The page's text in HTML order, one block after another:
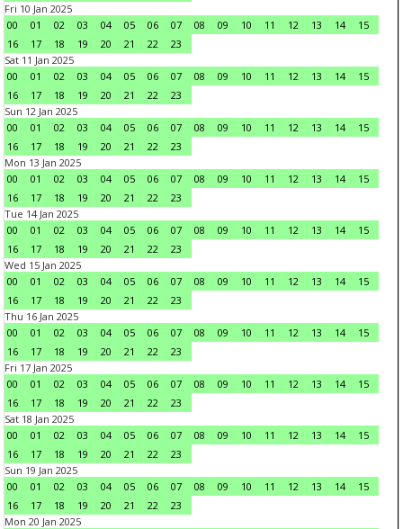
Fri 10 Jan 2025
00
01 02 03 04 05 06 07 08 09 10 11 12 13 14
15
16
17 18 19 20 21 22
23
Sat 11 Jan 2025
00
01 02 03 04 05 06 07 08 09 10 11 12 13 14
15
16
17 18 19 20 21 22
23
Sun 12 Jan 2025
00
01 02 03 04 05 06 07 08 09 10 11 12 13 14
15
16
17 18 19 20 21 22
23
Mon 13 Jan 2025
00
01 02 03 04 05 06 07 08 09 10 11 12 13 14
15
16
17 18 19 20 21 22
23
Tue 14 Jan 2025
00
01 02 03 04 05 06 07 08 09 10 11 12 13 14
15
16
17 18 19 20 21 22
23
Wed 15 Jan 2025
00
01 02 03 04 05 06 07 08 09 10 11 12 13 14
15
16
17 18 19 20 21 22
23
Thu 16 Jan 2025
00
01 02 03 04 05 06 07 08 09 10 11 12 13 14
15
16
17 18 19 20 21 22
23
Fri 17 Jan 2025
00
01 02 03 04 05 06 07 08 09 10 11 12 13 14
15
16
17 18 19 20 21 22
23
Sat 18 Jan 2025
00
01 02 03 04 05 06 07 08 09 10 11 12 13 14
15
16
17 18 19 20 21 22
23
Sun 19 Jan 2025
00
01 02 03 04 05 06 07 08 09 10 11 12 13 14
15
16
17 18 19 20 21 22
23
Mon 20 Jan 2025